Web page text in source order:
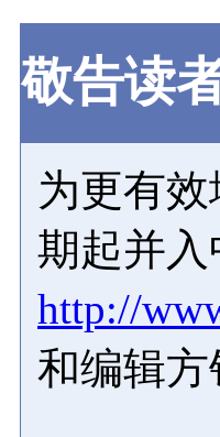
敬告读
为更有
期起并
http://
和编辑